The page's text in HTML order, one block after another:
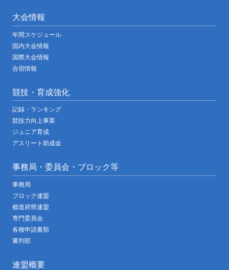
大会情報
年間スケジュール
国内大会情報
国際大会情報
合宿情報
競技・育成強化
記録・ランキング
競技力向上事業
ジュニア育成
アスリート助成金
事務局・委員会・ブロック等
事務局
ブロック連盟
都道府県連盟
専門委員会
各種申請書類
審判部
連盟概要